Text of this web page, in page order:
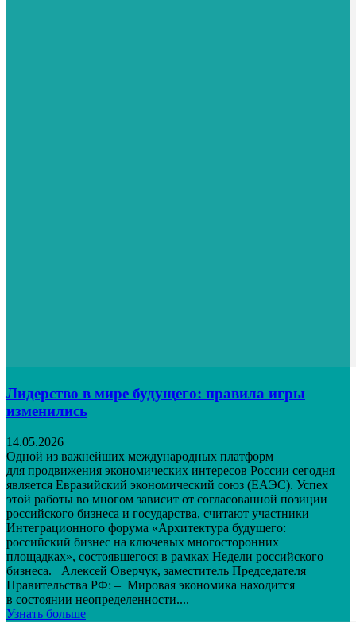
Лидерство в мире будущего: правила игры
изменились
14.05.2026
Одной из важнейших международных платформ
для продвижения экономических интересов России сегодня
является Евразийский экономический союз (ЕАЭС). Успех
этой работы во многом зависит от согласованной позиции
российского бизнеса и государства, считают участники
Интеграционного форума «Архитектура будущего:
российский бизнес на ключевых многосторонних
площадках», состоявшегося в рамках Недели российского
бизнеса. Алексей Оверчук, заместитель Председателя
Правительства РФ: – Мировая экономика находится
в состоянии неопределенности....
Узнать больше